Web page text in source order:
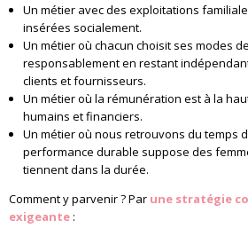
Un métier avec des exploitations
insérées socialement.
Un métier où chacun choisit ses modes
responsablement en restant
clients et fournisseurs.
Un métier où la rémunération est à la
humains et financiers.
Un métier où nous retrouvons du temps
performance durable suppose des
tiennent dans la durée.
Comment y parvenir ? Par une stratégie
exigeante :